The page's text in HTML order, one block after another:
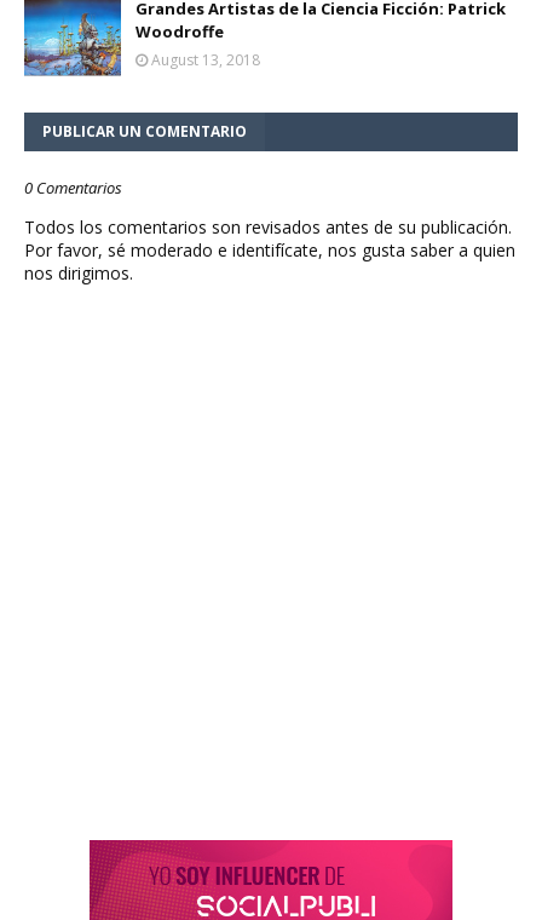
Grandes Artistas de la Ciencia Ficción: Patrick
Woodroffe
August 13, 2018
PUBLICAR UN COMENTARIO
0 Comentarios
Todos los comentarios son revisados antes de su publicación.
Por favor, sé moderado e identifícate, nos gusta saber a quien
nos dirigimos.